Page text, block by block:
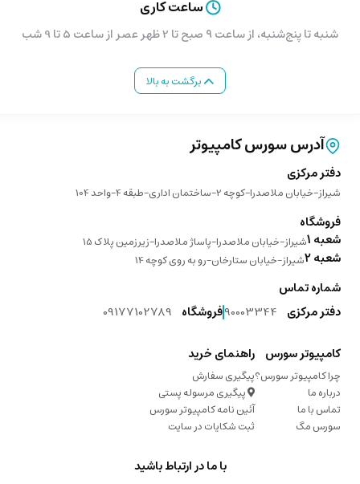
ساعت کاری
شنبه تا پنج‌شنبه، از ساعت ۹ صبح تا 2 ظهر عصر از ساعت 5 تا 9 شب
برگشت به بالا
آدرس سورس کامپیوتر
دفتر مرکزی
شیراز-خیابان ملاصدرا-کوچه 2-ساختمان اداری-طبقه 4-واحد 104
فروشگاه
شعبه 1 شیراز-خیابان ملاصدرا-پاساژ ملاصدرا-زیرزمین پلاک 15
شعبه 2 شیراز-خیابان ستارخان-رو به روی کوچه 14
شماره تماس
دفتر مرکزی 90003344فروشگاه 09177102789
کامپیوتر سورس
چرا کامپیوتر سورس؟
درباره ما
تماس با ما
سورس مگ
راهنمای خرید
پیگیری سفارش
پیگیری مرسوله پستی
آئین نامه کامپیوتر سورس
ثبت شکایات در سایت
با ما در ارتباط باشید